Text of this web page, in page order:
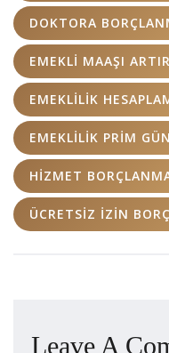
DOKTORA
EMEKLI MAAŞI
EMEKLILIK
EMEKLILIK PRIM
HIZMET
ÜCRETSIZ IZIN
Leave A